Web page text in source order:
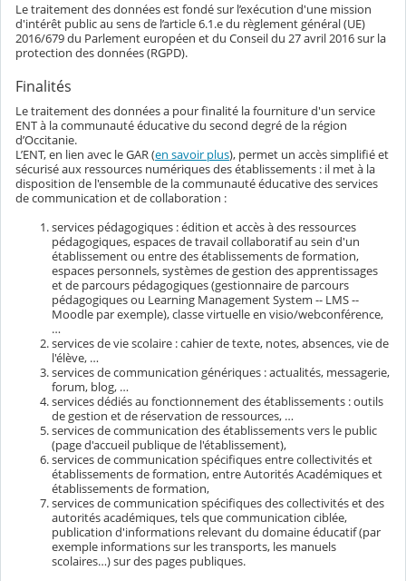
Le traitement des données est fondé sur l’exécution d'une mission
d'intérêt public au sens de l’article 6.1.e du règlement général (UE)
2016/679 du Parlement européen et du Conseil du 27 avril 2016 sur la
protection des données (RGPD).
Finalités
Le traitement des données a pour finalité la fourniture d'un service
ENT à la communauté éducative du second degré de la région
d’Occitanie.
L’ENT, en lien avec le GAR (en savoir plus), permet un accès simplifié et
sécurisé aux ressources numériques des établissements : il met à la
disposition de l'ensemble de la communauté éducative des services
de communication et de collaboration :
services pédagogiques : édition et accès à des ressources
pédagogiques, espaces de travail collaboratif au sein d'un
établissement ou entre des établissements de formation,
espaces personnels, systèmes de gestion des apprentissages
et de parcours pédagogiques (gestionnaire de parcours
pédagogiques ou Learning Management System -- LMS --
Moodle par exemple), classe virtuelle en visio/webconférence,
…
services de vie scolaire : cahier de texte, notes, absences, vie de
l'élève, …
services de communication génériques : actualités, messagerie,
forum, blog, …
services dédiés au fonctionnement des établissements : outils
de gestion et de réservation de ressources, …
services de communication des établissements vers le public
(page d'accueil publique de l'établissement),
services de communication spécifiques entre collectivités et
établissements de formation, entre Autorités Académiques et
établissements de formation,
services de communication spécifiques des collectivités et des
autorités académiques, tels que communication ciblée,
publication d'informations relevant du domaine éducatif (par
exemple informations sur les transports, les manuels
scolaires…) sur des pages publiques.